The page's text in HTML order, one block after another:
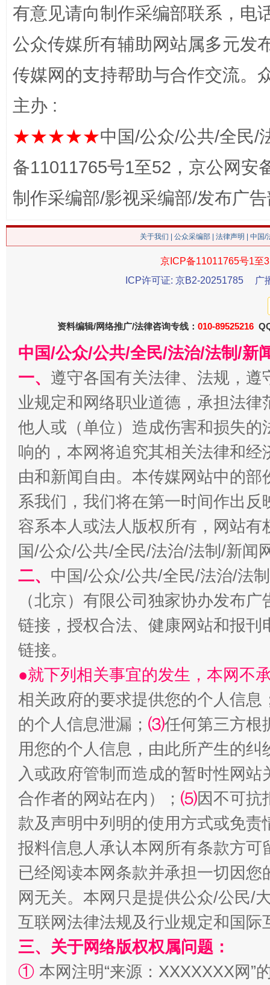
网上购药对药下症？
这是一记警钟！ 谢
在谋一域中谋全局
今
习近平的博鳌关键词
魏明亮
“刷贴”乱象丛生
生
揭批美国五大"原罪" "炒
有意见请向制作采编部联系，电
公众传媒所有辅助网站属多元发
传媒网的支持帮助与合作交流。
主办 :
★★★★★中国/公众/公共/全民/
备11011765号1至52，京公网安
制作采编部/影视采编部/发布广
关于我们 公众采编部 法律声明 | 中国
京ICP备11011765号1至
ICP许可证: 京B2-20251785
广
资料编辑/网络推广/法律咨询专线： 010-89525216
中国/公众/公共/全民/法治/法制/新
一、 遵守各国有关法律、法规，
业规定和网络职业道德，承担法
他人或（单位）造成伤害和损失
响的，本网将追究其相关法律和
由和新闻自由。本传媒网站中的
系我们，我们将在第一时间作出
容系本人或法人版权所有，网站
国/公众/公共/全民/法治/法制/新闻
二、 中国/公众/公共/全民/法治/法
（北京）有限公司独家协办发布
链接，授权合法、健康网站和报
链接。
●就下列相关事宜的发生，本网不
相关政府的要求提供您的个人信息
的个人信息泄漏； ⑶任何第三方根
用您的个人信息，由此所产生的纠
入或政府管制而造成的暂时性网
合作者的网站在内）； ⑸因不可抗
款及声明中列明的使用方式或免责
报料信息人承认本网所有条款方
已经阅读本网条款并承担一切因
网无关。本网只是提供公众/公民/
互联网法律法规及行业规定和国
三、关于网络版权权属问题：
① 本网注明“来源：XXXXXXX网”